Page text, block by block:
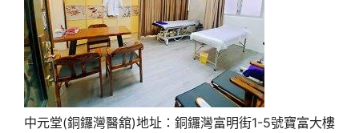
中元堂(銅鑼灣醫舘)地址：銅鑼灣富明街1-5號寶富大樓